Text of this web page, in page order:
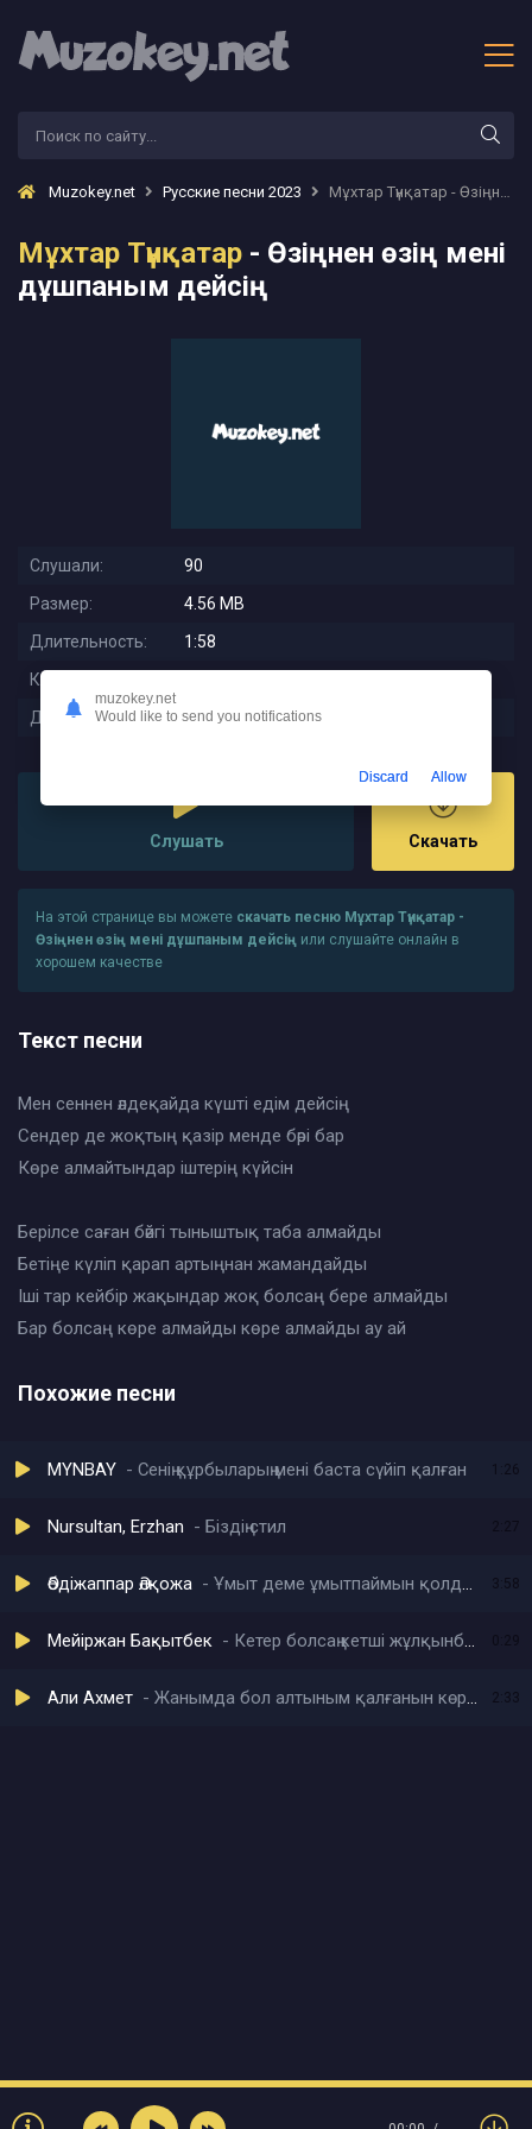
Muzokey.net Русские песни 2023 Мұхтар Түнқатар - Өзіңнен өзің мені дұшпаным дейсің
Мұхтар Түнқатар - Өзіңнен өзің мені
дұшпаным дейсің
Слушали:
90
Размер:
4.56 MB
Длительность:
1:58
Качество:
Дата релиза:
2025-12-09 00:47:01
Слушать Скачать
На этой странице вы можете скачать песню Мұхтар Түнқатар -
Өзіңнен өзің мені дұшпаным дейсің или слушайте онлайн в
хорошем качестве
Текст песни
Мен сеннен әлдеқайда күшті едім дейсің
Сендер де жоқтың қазір менде бәрі бар
Көре алмайтындар іштерің күйсін
Берілсе саған бәйгі тыныштық таба алмайды
Бетіңе күліп қарап артыңнан жамандайды
Іші тар кейбір жақындар жоқ болсаң бере алмайды
Бар болсаң көре алмайды көре алмайды ау ай
Похожие песни
MYNBAY Сенің құрбыларың мені баста сүйіп қалған 1:26
Nursultan, Erzhan Біздің стил
Әбдіжаппар Әлқожа Ұмыт деме ұмытпаймын қолдан келмес 3:58
Мейіржан Бақытбек Кетер болсаң кетші жұлқынбай бұлқынбай
Али Ахмет Жанымда бол алтыным қалғанын көре береміз ақырын 2:33
muzokey.net
Would like to send you notifications
Discard Allow